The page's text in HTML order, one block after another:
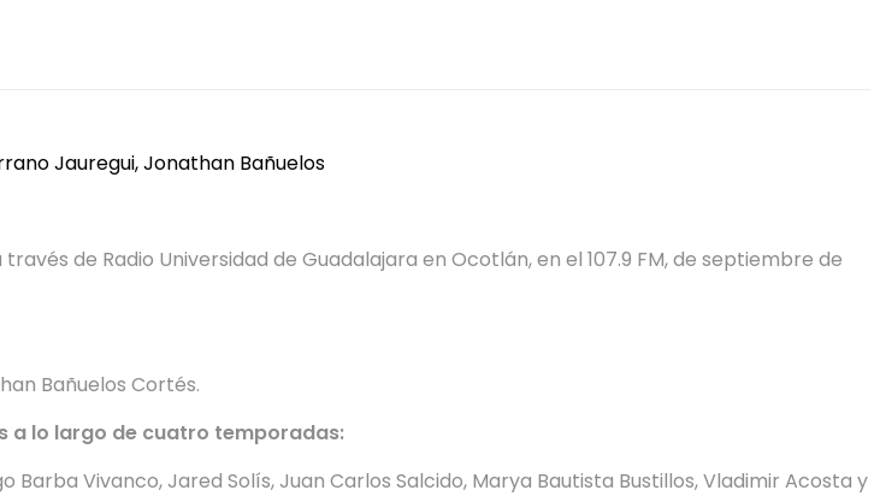
de Radio Universidad de Guadalajara en Ocotlán, en el 107.9 FM, de septiembre de
Bañuelos Cortés.
a lo largo de cuatro temporadas:
Vivanco, Jared Solís, Juan Carlos Salcido, Marya Bautista Bustillos, Vladimir Acosta y